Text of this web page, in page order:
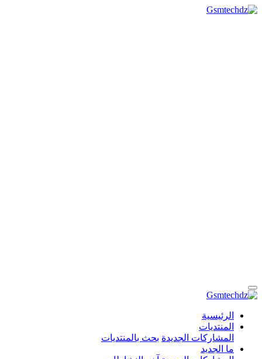
الرئيسية
المنتديات
المشاركات الجديدة بحث بالمنتديات
ما الجديد